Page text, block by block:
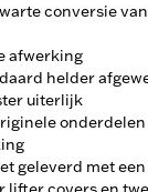
conversie
afwerking
helder
uiterlijk
geleverd met